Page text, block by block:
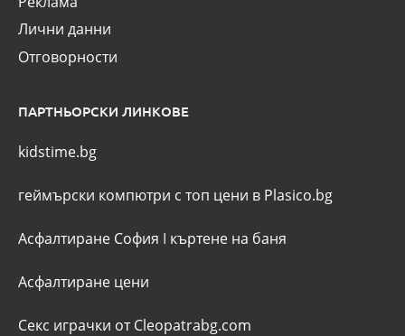
Лични данни
Отговорности
ПАРТНЬОРСКИ ЛИНКОВЕ
kidstime.bg
геймърски компютри с топ цени в Plasico.bg
Асфалтиране София I къртене на баня
Асфалтиране цени
Секс играчки от Cleopatrabg.com